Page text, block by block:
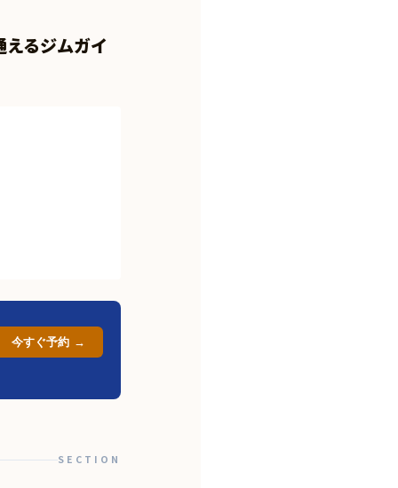
るジムガイ
今すぐ予約 →
SECTION